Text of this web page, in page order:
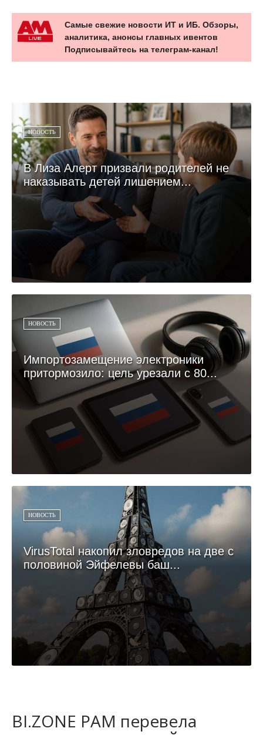
Самые свежие новости ИТ и ИБ. Обзоры,
аналитика, анонсы главных ивентов
Подписывайтесь на телеграм-канал!
НОВОСТЬ
В Лиза Алерт призвали родителей не
наказывать детей лишением...
НОВОСТЬ
Импортозамещение электроники
притормозило: цель урезали с 80...
НОВОСТЬ
VirusTotal накопил зловредов на две с
половиной Эйфелевы баш...
BI.ZONE PAM перевела